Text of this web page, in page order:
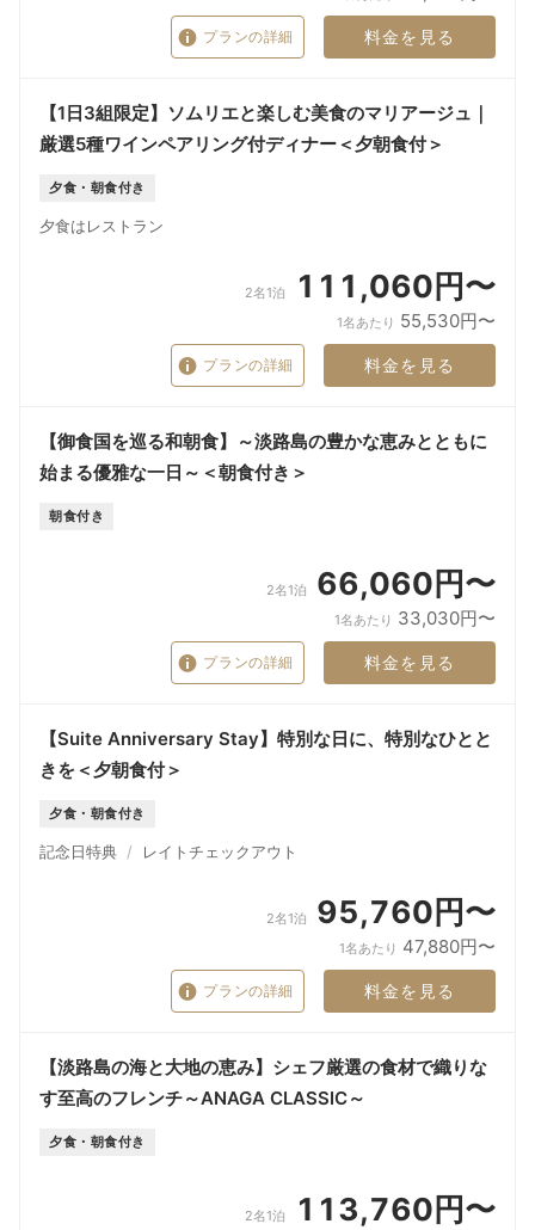
プランの詳細 料金を見る
【1日3組限定】ソムリエと楽しむ美食のマリアージュ｜
厳選5種ワインペアリング付ディナー＜夕朝食付＞
夕食・朝食付き
夕食はレストラン
2名1泊 111,060円〜
1名あたり 55,530円〜
プランの詳細 料金を見る
【御食国を巡る和朝食】～淡路島の豊かな恵みとともに
始まる優雅な一日～＜朝食付き＞
朝食付き
2名1泊 66,060円〜
1名あたり 33,030円〜
プランの詳細 料金を見る
【Suite Anniversary Stay】特別な日に、特別なひとと
きを＜夕朝食付＞
夕食・朝食付き
記念日特典 レイトチェックアウト
2名1泊 95,760円〜
1名あたり 47,880円〜
プランの詳細 料金を見る
【淡路島の海と大地の恵み】シェフ厳選の食材で織りな
す至高のフレンチ～ANAGA CLASSIC～
夕食・朝食付き
2名1泊 113,760円〜